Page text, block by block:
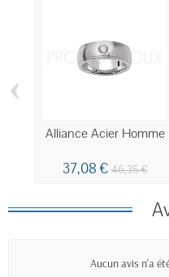
Alliance Acier Homme
37,08 €46,35 €
‹
Aucun avis n'a